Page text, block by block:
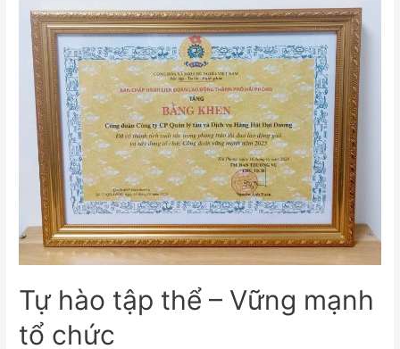
Tự hào tập thể – Vững mạnh
tổ chức